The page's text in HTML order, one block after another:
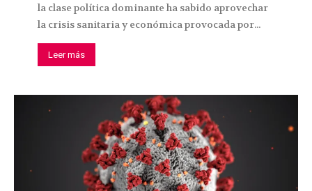
la clase política dominante ha sabido aprovechar
la crisis sanitaria y económica provocada por...
Leer más